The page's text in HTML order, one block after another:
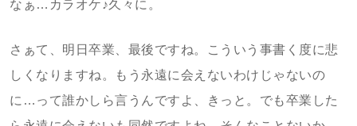
なぁ…カラオケ♪久々に。
さぁて、明日卒業、最後ですね。こういう事書く度に悲
しくなりますね。もう永遠に会えないわけじゃないの
に…って誰かしら言うんですよ、きっと。でも卒業した